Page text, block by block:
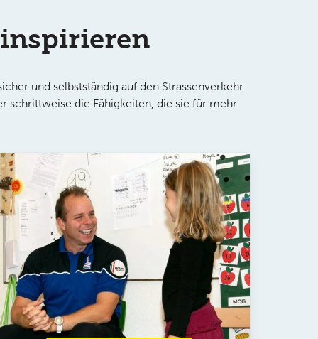
inspirieren
und selbstständig auf den Strassenverkehr
schrittweise die Fähigkeiten, die sie für mehr